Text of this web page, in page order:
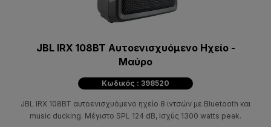
JBL IRX 108BT Αυτοενισχυόμενο Ηχείο -
Μαύρο
Κωδικός : 398520
JBL IRX 108BT αυτοενισχυόμενο ηχείο 8 ιντσών με Bluetooth και
music ducking. Μέγιστο SPL 124 dB, Ισχύς 1300 watts peak.